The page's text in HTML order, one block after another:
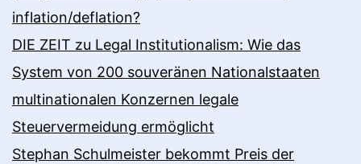
inflation/deflation?
DIE ZEIT zu Legal Institutionalism: Wie das
System von 200 souveränen Nationalstaaten
multinationalen Konzernen legale
Steuervermeidung ermöglicht
Stephan Schulmeister bekommt Preis der